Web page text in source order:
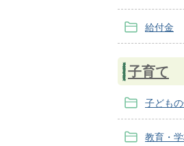
給付金
子育て
子ども
教育・